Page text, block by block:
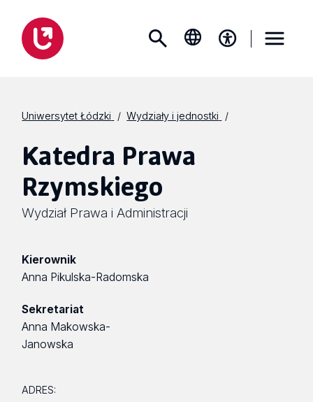
Uniwersytet Łódzki Wydziały i jednostki
Katedra Prawa
Rzymskiego
Wydział Prawa i Administracji
Kierownik
Anna Pikulska-Radomska
Sekretariat
Anna Makowska-
Janowska
ADRES: